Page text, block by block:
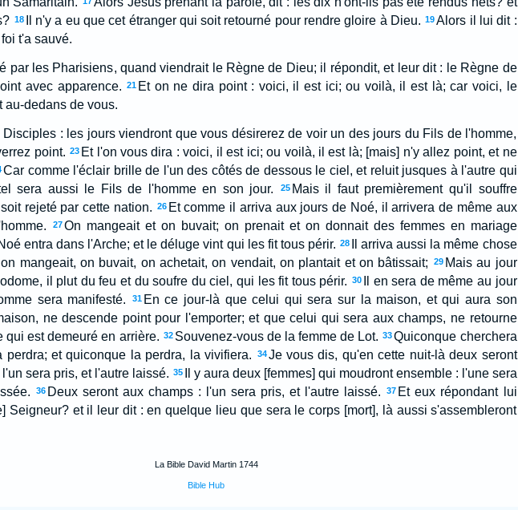
18 Il n'y a eu que cet étranger qui soit retourné pour rendre gloire à Dieu. 19Alors il lui dit :
t'a sauvé.
par les Pharisiens, quand viendrait le Règne de Dieu; il répondit, et leur dit : le Règne de
avec apparence. 21 Et on ne dira point : voici, il est ici; ou voilà, il est là; car voici, le
au-dedans de vous.
Disciples : les jours viendront que vous désirerez de voir un des jours du Fils de l'homme,
point. 23 Et l'on vous dira : voici, il est ici; ou voilà, il est là; [mais] n'y allez point, et ne
Car comme l'éclair brille de l'un des côtés de dessous le ciel, et reluit jusques à l'autre qui
sera aussi le Fils de l'homme en son jour.
25 Mais il faut premièrement qu'il souffre
rejeté par cette nation. 26 Et comme il arriva aux jours de Noé, il arrivera de même aux
27On mangeait et on buvait; on prenait et on donnait des femmes en mariage
entra dans l'Arche; et le déluge vint qui les fit tous périr. 28
Il arriva aussi la même chose
mangeait, on buvait, on achetait, on vendait, on plantait et on bâtissait;
29 Mais au jour
il plut du feu et du soufre du ciel, qui les fit tous périr. 30
Il en sera de même au jour
sera manifesté.
31 En ce jour-là que celui qui sera sur la maison, et qui aura son
ne descende point pour l'emporter; et que celui qui sera aux champs, ne retourne
qui est demeuré en arrière. 32 Souvenez-vous de la femme de Lot. 33 Quiconque cherchera
perdra; et quiconque la perdra, la vivifiera.
34 Je vous dis, qu'en cette nuit-là deux seront
sera pris, et l'autre laissé. 35
Il y aura deux [femmes] qui moudront ensemble : l'une sera
36 Deux seront aux champs : l'un sera pris, et l'autre laissé. 37 Et eux répondant lui
Seigneur? et il leur dit : en quelque lieu que sera le corps [mort], là aussi s'assembleront
La Bible David Martin 1744
Bible Hub